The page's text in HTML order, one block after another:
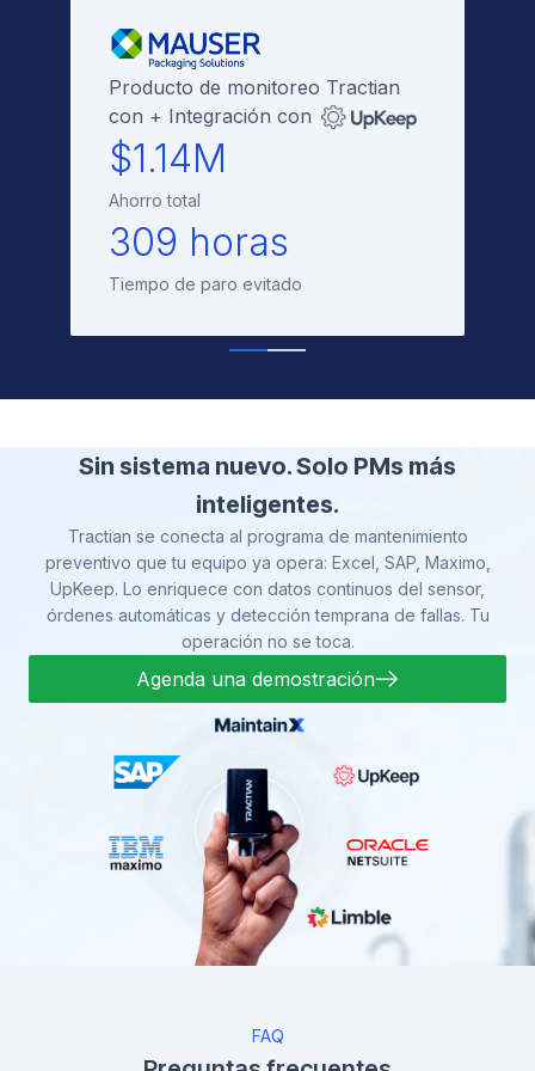
Producto de monitoreo Tractian
con + Integración con
$1.14M
Ahorro total
309 horas
Tiempo de paro evitado
Sin sistema nuevo. Solo PMs más
inteligentes.
Tractian se conecta al programa de mantenimiento
preventivo que tu equipo ya opera: Excel, SAP, Maximo,
UpKeep. Lo enriquece con datos continuos del sensor,
órdenes automáticas y detección temprana de fallas. Tu
operación no se toca.
Agenda una demostración
FAQ